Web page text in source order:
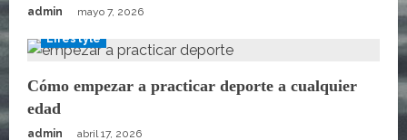
admin mayo 7, 2026
Lifestyle
Cómo empezar a practicar deporte a cualquier
edad
admin abril 17, 2026